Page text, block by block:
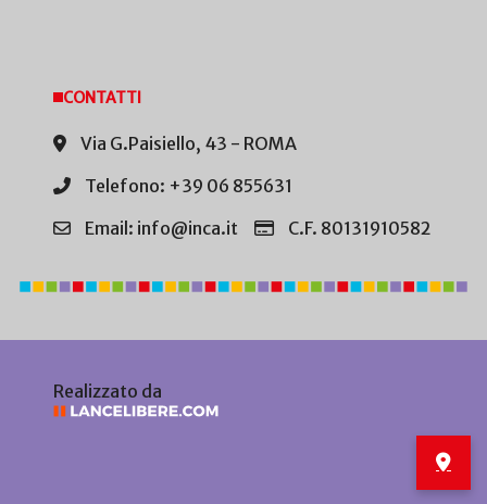
CONTATTI
Via G.Paisiello, 43 - ROMA
Telefono: +39 06 855631
Email: info@inca.it
C.F. 80131910582
Realizzato da